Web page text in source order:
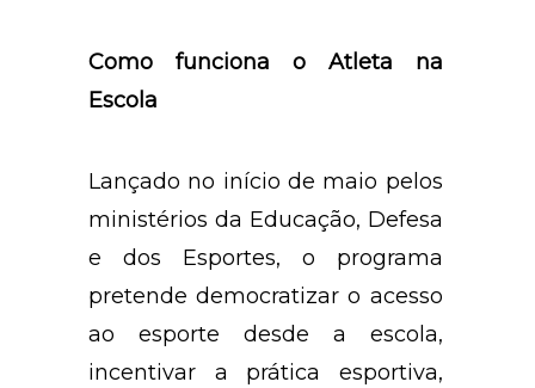
Como funciona o Atleta na
Escola
Lançado no início de maio pelos
ministérios da Educação, Defesa
e dos Esportes, o programa
pretende democratizar o acesso
ao esporte desde a escola,
incentivar a prática esportiva,